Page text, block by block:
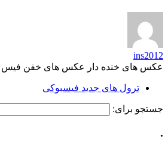
ins2012
عکس های خنده دار عکس های خفن فیس
ترول های جدید فیسبوکی
جستجو برای:
.